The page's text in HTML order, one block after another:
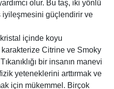
olur. Bu taş, iki yönlü
iyileşmesini güçlendirir ve
içinde koyu
Citrine ve Smoky
bir insanın manevi
yeteneklerini arttırmak ve
için mükemmel. Birçok